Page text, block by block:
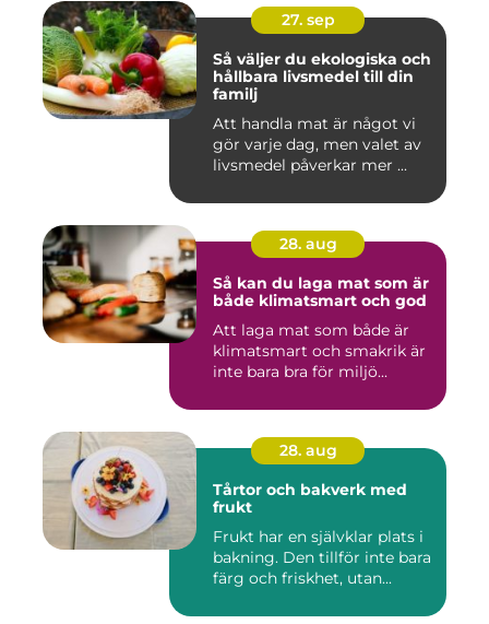
27. sep
Så väljer du ekologiska och
hållbara livsmedel till din
familj
Att handla mat är något vi
gör varje dag, men valet av
livsmedel påverkar mer ...
28. aug
Så kan du laga mat som är
både klimatsmart och god
Att laga mat som både är
klimatsmart och smakrik är
inte bara bra för miljö...
28. aug
Tårtor och bakverk med
frukt
Frukt har en självklar plats i
bakning. Den tillför inte bara
färg och friskhet, utan...